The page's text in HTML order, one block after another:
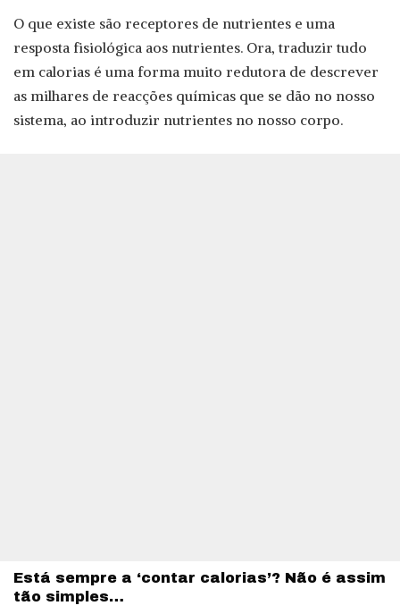
O que existe são receptores de nutrientes e uma
resposta fisiológica aos nutrientes. Ora, traduzir tudo
em calorias é uma forma muito redutora de descrever
as milhares de reacções químicas que se dão no nosso
sistema, ao introduzir nutrientes no nosso corpo.
Está sempre a ‘contar calorias’? Não é assim
tão simples…